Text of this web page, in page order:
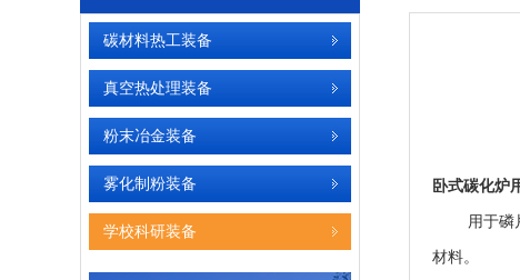
碳材料热工装备
真空热处理装备
粉末冶金装备
雾化制粉装备
学校科研装备
卧式碳化炉
用于磷
材料。